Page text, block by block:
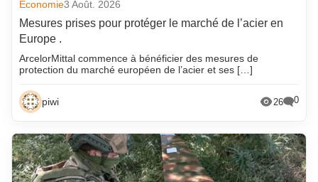
Economie3 Août. 2026
Mesures prises pour protéger le marché de l’acier en
Europe .
ArcelorMittal commence à bénéficier des mesures de
protection du marché européen de l’acier et ses […]
piwi 26 0